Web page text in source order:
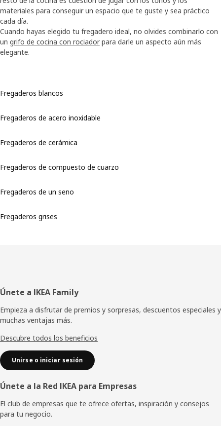
materiales para conseguir un espacio que te guste y sea práctico
cada día.
Cuando hayas elegido tu fregadero ideal, no olvides combinarlo con
un grifo de cocina con rociador para darle un aspecto aún más
elegante.
Fregaderos blancos
Fregaderos de acero inoxidable
Fregaderos de cerámica
Fregaderos de compuesto de cuarzo
Fregaderos de un seno
Fregaderos grises
Pie
de
página
Únete a IKEA Family
Empieza a disfrutar de premios y sorpresas, descuentos especiales y
muchas ventajas más.
Descubre todos los beneficios
Unirse o iniciar sesión
Únete a la Red IKEA para Empresas
El club de empresas que te ofrece ofertas, inspiración y consejos
para tu negocio.